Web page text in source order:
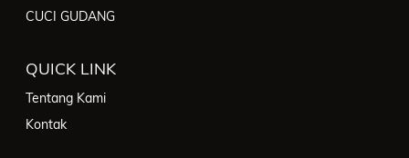
CUCI GUDANG
QUICK LINK
Tentang Kami
Kontak